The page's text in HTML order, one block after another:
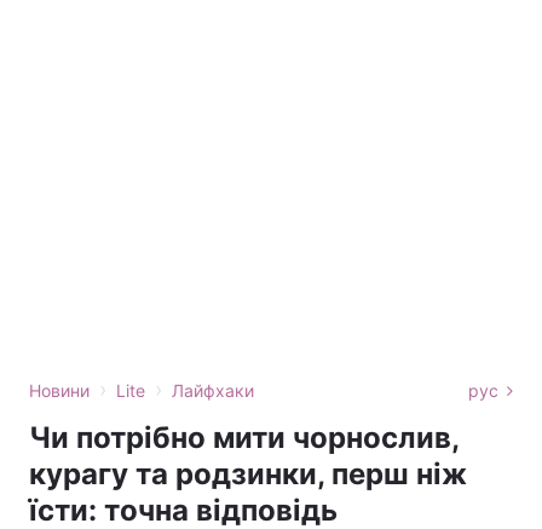
Новини › Lite › Лайфхаки рус
Чи потрібно мити чорнослив,
курагу та родзинки, перш ніж
їсти: точна відповідь